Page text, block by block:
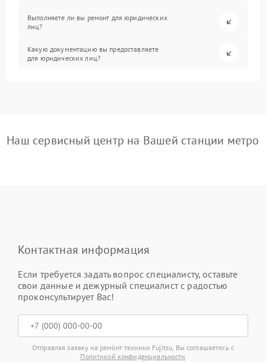
Выполняете ли вы ремонт для юридических
лиц?
Какую документацию вы предоставляете
для юридических лиц?
Наш сервисный центр на Вашей станции метро
Контактная информация
Если требуется задать вопрос специалисту, оставьте
свои данные и дежурный специалист с радостью
проконсультирует Вас!
Отправляя заявку на ремонт техники Fujitsu, Вы соглашаетесь с
Политикой конфиденциальности